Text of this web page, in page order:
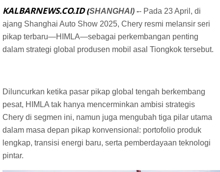
KALBARNEWS.CO.ID (SHANGHAI) -- Pada 23 April, di
ajang Shanghai Auto Show 2025, Chery resmi melansir seri
pikap terbaru—HIMLA—sebagai perkembangan penting
dalam strategi global produsen mobil asal Tiongkok tersebut.
Diluncurkan ketika pasar pikap global tengah berkembang
pesat, HIMLA tak hanya mencerminkan ambisi strategis
Chery di segmen ini, namun juga mengubah tiga pilar utama
dalam masa depan pikap konvensional: portofolio produk
lengkap, transisi energi baru, serta pemberdayaan teknologi
pintar.